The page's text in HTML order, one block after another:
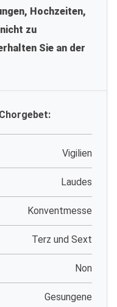
Hochzeiten,
zu
Sie an der
Vigilien
Laudes
Konventmesse
Terz und Sext
Non
Gesungene